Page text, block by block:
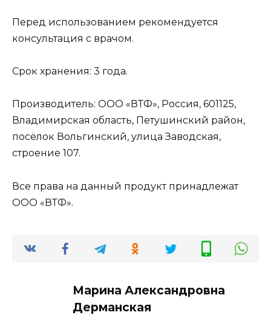
Перед использованием рекомендуется
консультация с врачом.
Срок хранения: 3 года.
Производитель: ООО «ВТФ», Россия, 601125,
Владимирская область, Петушинский район,
посёлок Вольгинский, улица Заводская,
строение 107.
Все права на данный продукт принадлежат
ООО «ВТФ».
Марина Александровна
Дерманская